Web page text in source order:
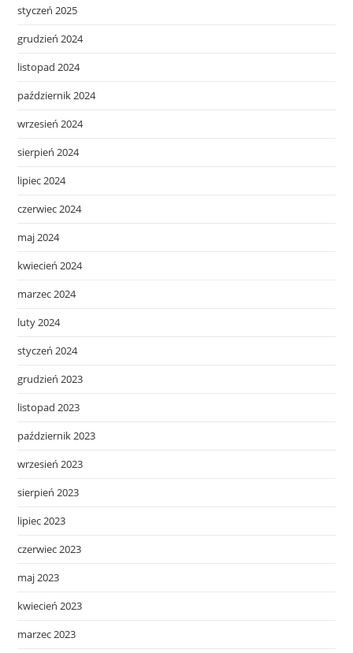
styczeń 2025
grudzień 2024
listopad 2024
październik 2024
wrzesień 2024
sierpień 2024
lipiec 2024
czerwiec 2024
maj 2024
kwiecień 2024
marzec 2024
luty 2024
styczeń 2024
grudzień 2023
listopad 2023
październik 2023
wrzesień 2023
sierpień 2023
lipiec 2023
czerwiec 2023
maj 2023
kwiecień 2023
marzec 2023